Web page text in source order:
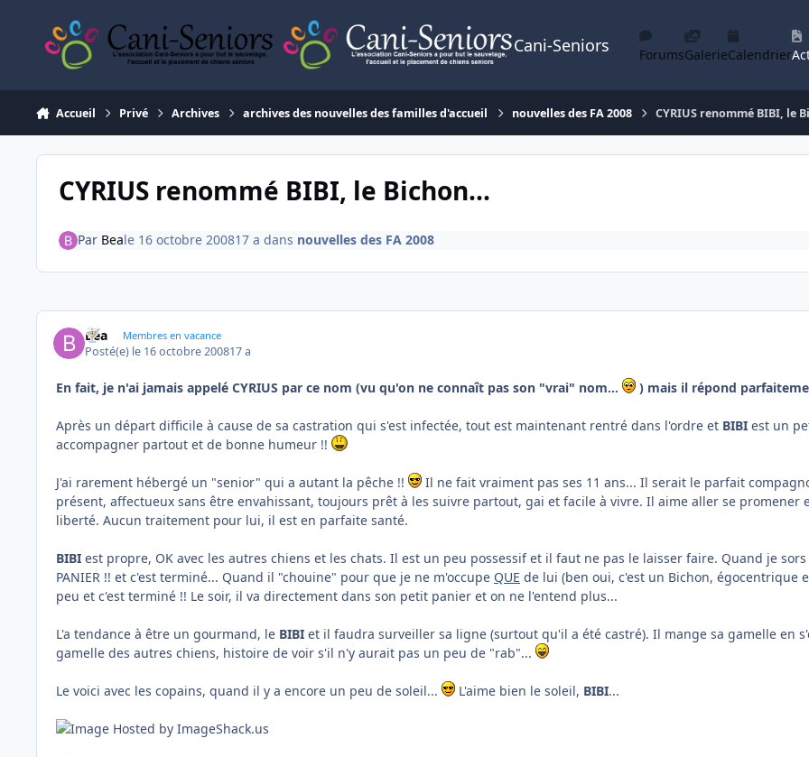
Cani-Seniors ForumsGalerieCalendrier
Accueil Privé Archives archives des nouvelles des familles d'accueil nouvelles des FA 2008 CYRIUS renommé BIBI, le
CYRIUS renommé BIBI, le Bichon...
Par Beale 16 octobre 200817 a dans nouvelles des FA 2008
Bea Membres en vacance
Posté(e) le 16 octobre 200817 a
En fait, je n'ai jamais appelé CYRIUS par ce nom (vu qu'on ne connaît pas son "vrai" nom... ) mais il répond
Après un départ difficile à cause de sa castration qui s'est infectée, tout est maintenant rentré dans l'ordre et BIBI est un
accompagner partout et de bonne humeur !!
J'ai rarement hébergé un "senior" qui a autant la pêche !!
Il ne fait vraiment pas ses 11 ans... Il serait le parfait
présent, affectueux sans être envahissant, toujours prêt à les suivre partout, gai et facile à vivre. Il aime aller se
liberté. Aucun traitement pour lui, il est en parfaite santé.
BIBI est propre, OK avec les autres chiens et les chats. Il est un peu possessif et il faut ne pas le laisser faire. Quand je
PANIER !! et c'est terminé... Quand il "chouine" pour que je ne m'occupe QUE de lui (ben oui, c'est un Bichon, égocentrique
peu et c'est terminé !! Le soir, il va directement dans son petit panier et on ne l'entend plus...
L'a tendance à être un gourmand, le BIBI et il faudra surveiller sa ligne (surtout qu'il a été castré). Il mange sa gamelle en
gamelle des autres chiens, histoire de voir s'il n'y aurait pas un peu de "rab"...
Le voici avec les copains, quand il y a encore un peu de soleil... L'aime bien le soleil, BIBI...